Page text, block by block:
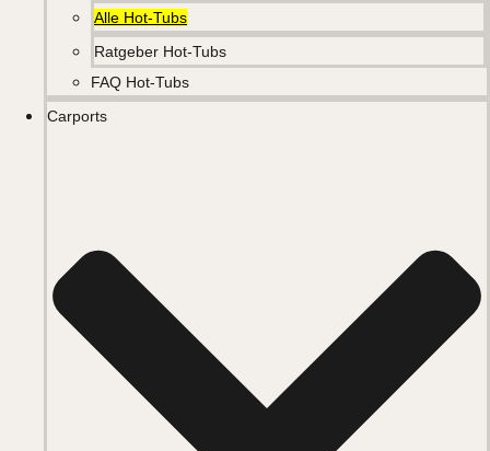
Alle Hot-Tubs
Ratgeber Hot-Tubs
FAQ Hot-Tubs
Carports